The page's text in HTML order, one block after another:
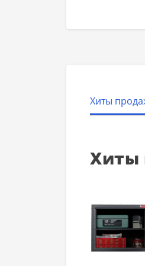
Хиты
Хиты